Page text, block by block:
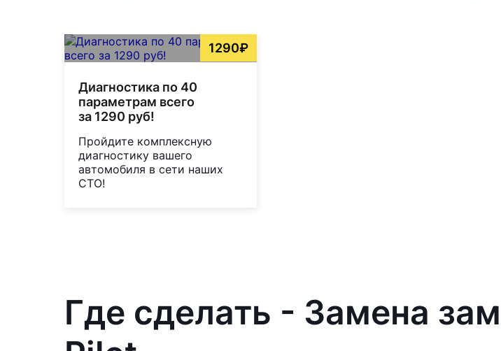
1290₽
Диагностика по 40
параметрам всего
за 1290 руб!
Пройдите комплексную
диагностику вашего
автомобиля в сети наших
СТО!
Где сделать - Замена